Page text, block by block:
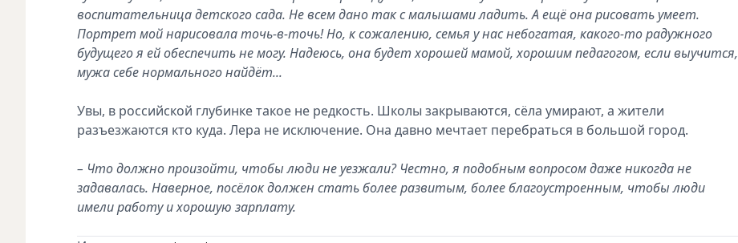
воспитательница детского сада. Не всем дано так с малышами ладить. А ещё она рисовать умеет.
Портрет мой нарисовала точь-в-точь! Но, к сожалению, семья у нас небогатая, какого-то радужного
будущего я ей обеспечить не могу. Надеюсь, она будет хорошей мамой, хорошим педагогом, если выучится,
мужа себе нормального найдёт...
Увы, в российской глубинке такое не редкость. Школы закрываются, сёла умирают, а жители
разъезжаются кто куда. Лера не исключение. Она давно мечтает перебраться в большой город.
– Что должно произойти, чтобы люди не уезжали? Честно, я подобным вопросом даже никогда не
задавалась. Наверное, посёлок должен стать более развитым, более благоустроенным, чтобы люди
имели работу и хорошую зарплату.